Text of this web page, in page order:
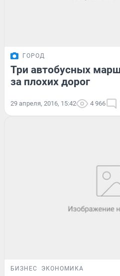
ГОРОД
Три автобусных
за плохих дорог
29 апреля, 2016, 15:42 4 966
БИЗНЕС ЭКОНОМИКА